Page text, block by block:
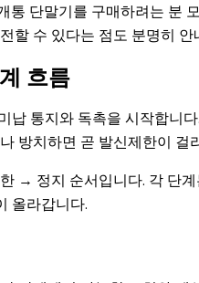
통 단말기를 구매하려는 분
할 수 있다는 점도 분명히 안
흐름
납 통지와 독촉을 시작합니
방치하면 곧 발신제한이 걸
→ 정지 순서입니다. 각 단
올라갑니다.